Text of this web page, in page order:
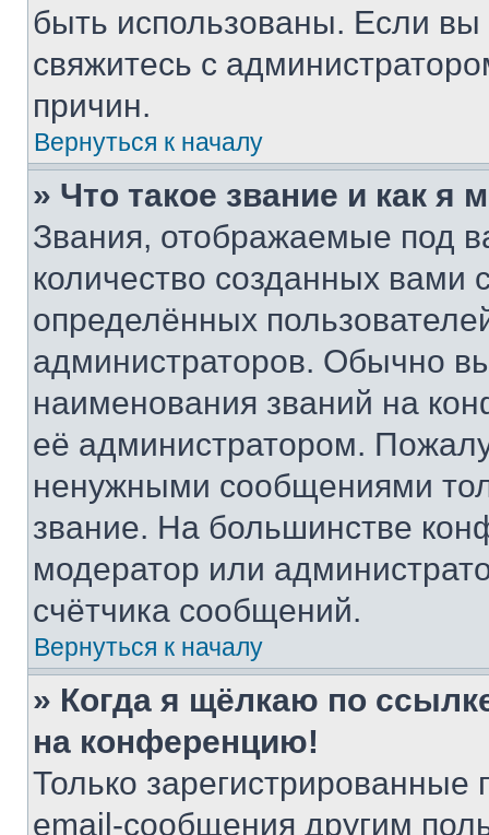
быть использованы. Если
свяжитесь с
причин.
Вернуться к началу
» Что такое звание и как я
Звания, отображаемые под
количество созданных
определённых
администраторов. Обычно
наименования званий на
её администратором.
ненужными сообщениями
звание. На большинстве
модератор или
счётчика сообщений.
Вернуться к началу
» Когда я щёлкаю по
на конференцию!
Только зарегистрированные
email-сообщения другим